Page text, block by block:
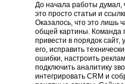
До начала работы думал,
это просто статьи и
Оказалось, что это лишь
общей картины. Команда
привести в порядок сайт,
его, исправить
ошибки, настроить
подключить аналитику
интегрировать CRM и